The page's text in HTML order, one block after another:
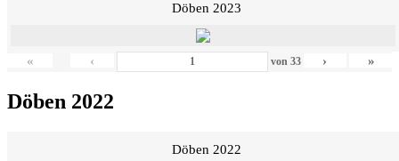
Döben 2023
« ‹ von 33 › »
Döben 2022
Döben 2022